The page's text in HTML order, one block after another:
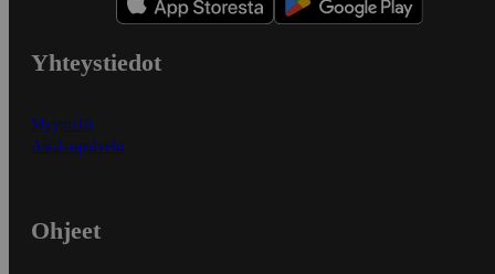
Yhteystiedot
Myymälät
Asiakaspalvelu
Ohjeet